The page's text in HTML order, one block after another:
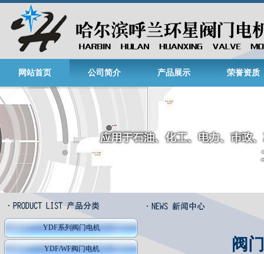
网站首页 公司简介 产品展示 荣誉资质
YDF系列阀门电机
YDF/WF阀门电机 阀